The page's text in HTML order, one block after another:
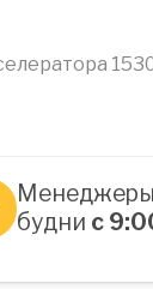
Менеджеры
будни с